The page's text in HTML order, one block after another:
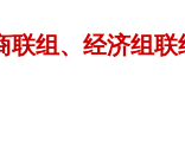
联组、经济组